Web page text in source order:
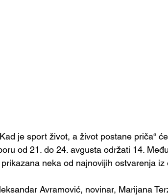
od 21. do 24. avgusta održati 14.
neka od najnovijih ostvarenja iz
Avramović, novinar, Marijana